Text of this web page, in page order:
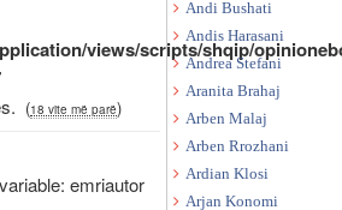
views/scripts/shqip/
(18 vite më parë)
emriautor
Andi Bushati
Andis Harasani
Andrea Stefani
Aranita Brahaj
Arben Malaj
Arben Rrozhani
Ardian Klosi
Arjan Konomi